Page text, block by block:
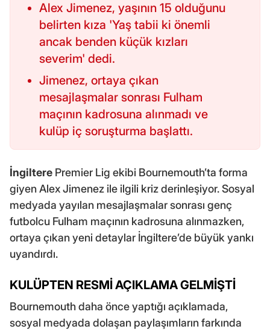
Alex Jimenez, yaşının 15 olduğunu
belirten kıza 'Yaş tabii ki önemli
ancak benden küçük kızları
severim' dedi.
Jimenez, ortaya çıkan
mesajlaşmalar sonrası Fulham
maçının kadrosuna alınmadı ve
kulüp iç soruşturma başlattı.
İngiltere Premier Lig ekibi Bournemouth’ta forma
giyen Alex Jimenez ile ilgili kriz derinleşiyor. Sosyal
medyada yayılan mesajlaşmalar sonrası genç
futbolcu Fulham maçının kadrosuna alınmazken,
ortaya çıkan yeni detaylar İngiltere’de büyük yankı
uyandırdı.
KULÜPTEN RESMİ AÇIKLAMA GELMİŞTİ
Bournemouth daha önce yaptığı açıklamada,
sosyal medyada dolaşan paylaşımların farkında